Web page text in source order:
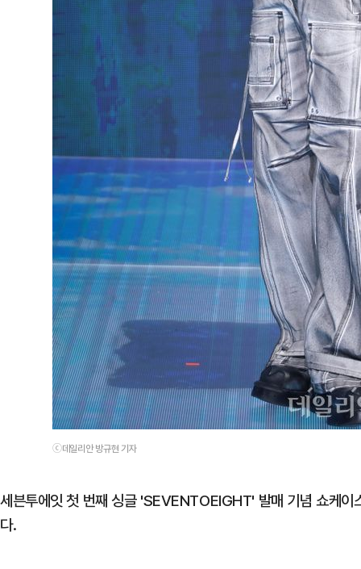
ⓒ데일리안 방규현 기자
세븐투에잇 첫 번째 싱글 'SEVENTOEIGHT' 발매 기념 쇼케
다.